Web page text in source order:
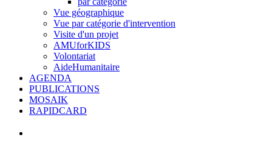
Vue géographique
Vue par catégorie d'intervention
Visite d'un projet
AMUforKIDS
Volontariat
AideHumanitaire
AGENDA
PUBLICATIONS
MOSAIK
RAPIDCARD